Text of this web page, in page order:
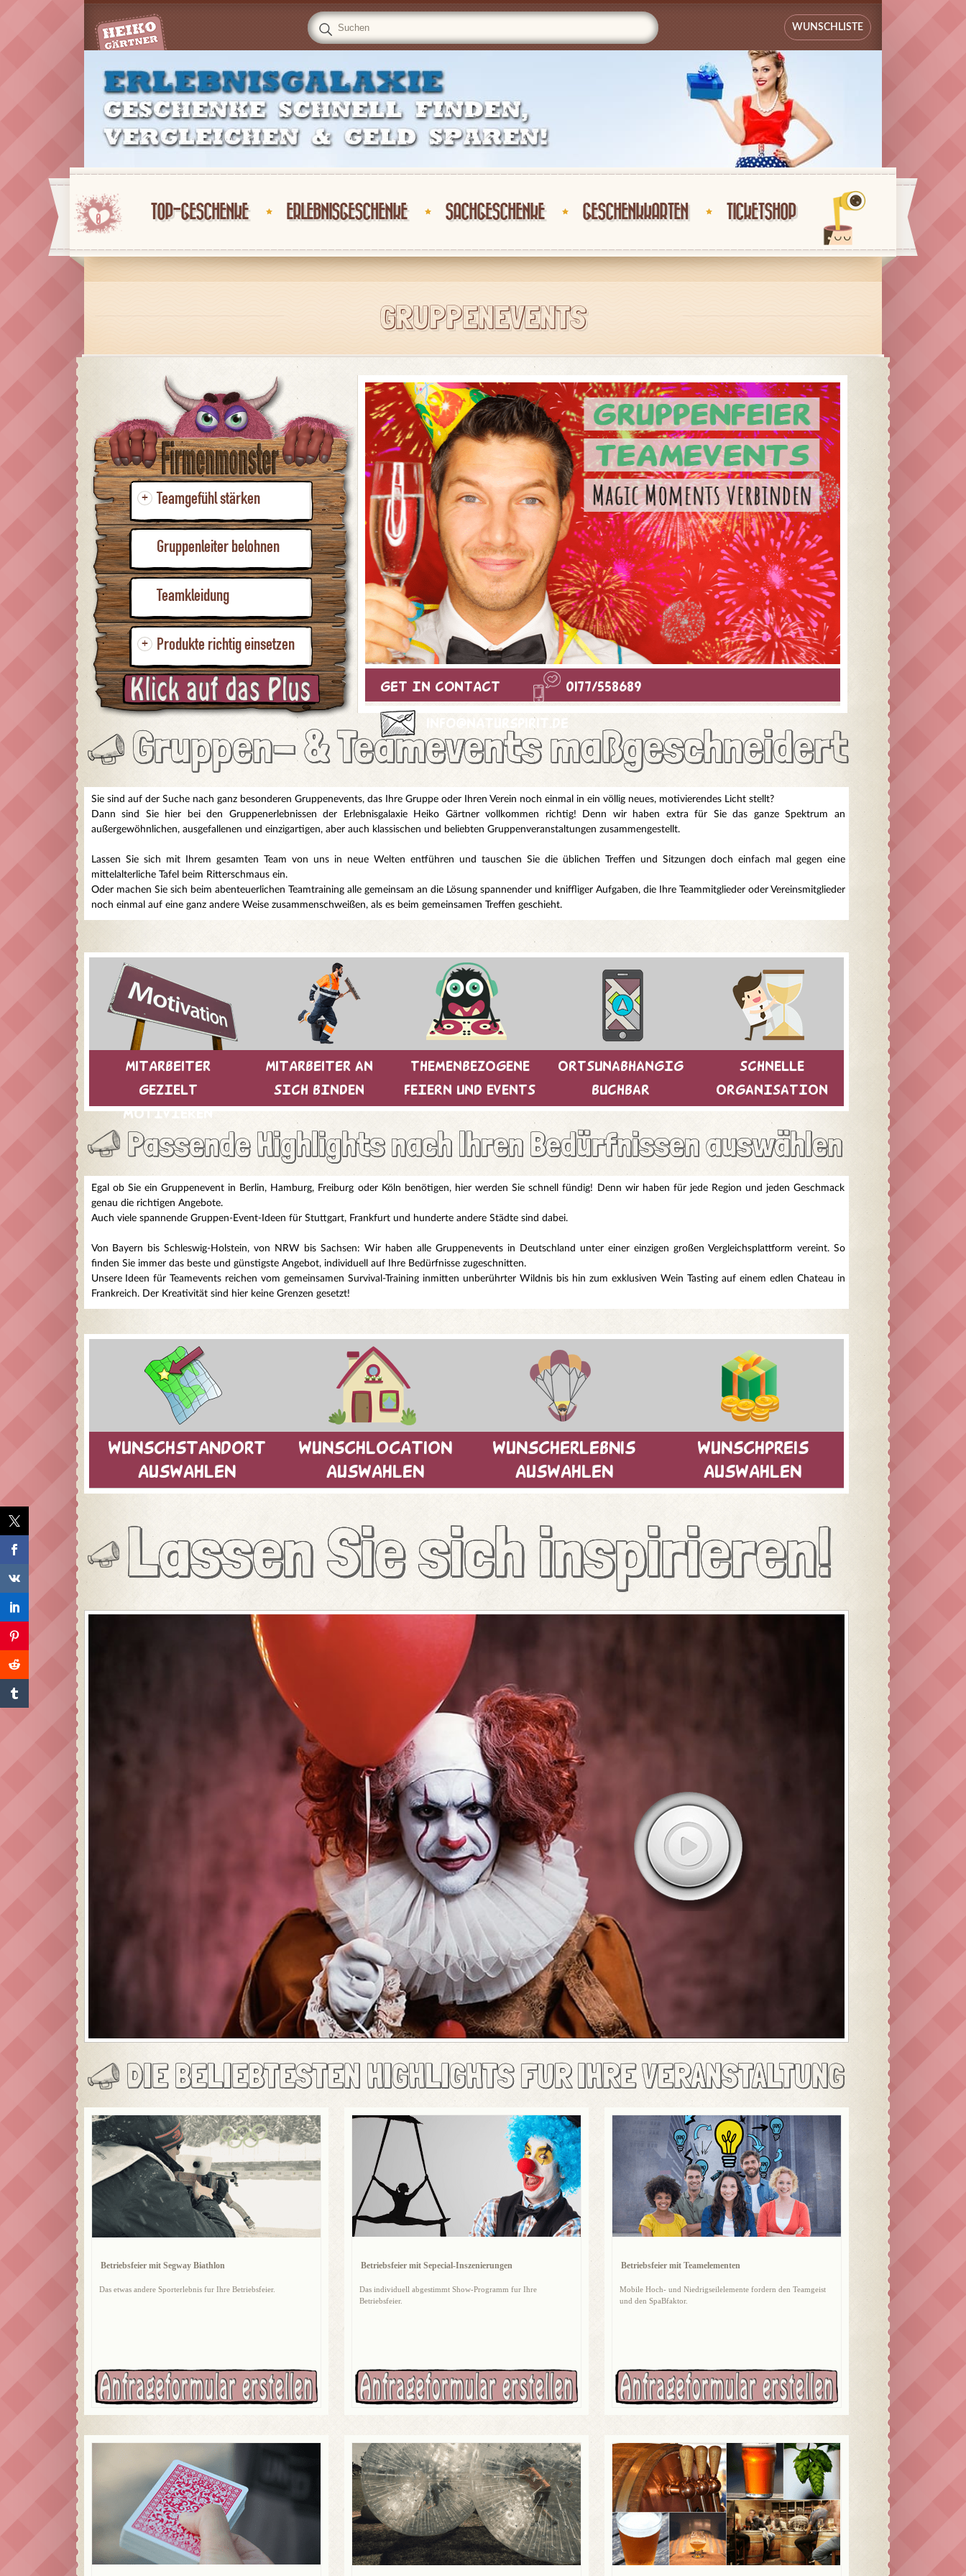
WUNSCHLISTE
0 TOP-GESCHENKE ERLEBNISGESCHENKE SACHGESCHENKE GESCHENKKARTEN TICKETSHOP
GRUPPENEVENTS
+ Teamgefühl stärken
Gruppenleiter belohnen
Teamkleidung
+ Produkte richtig einsetzen
Get In Contact 0177/558689
info@naturspirit.de
Gruppen- & Teamevents maßgeschneidert
Sie sind auf der Suche nach ganz besonderen Gruppenevents, das Ihre Gruppe oder Ihren Verein noch einmal in ein völlig neues, motivierendes Licht stellt?
Dann sind Sie hier bei den Gruppenerlebnissen der Erlebnisgalaxie Heiko Gärtner vollkommen richtig! Denn wir haben extra für Sie das ganze Spektrum an
außergewöhnlichen, ausgefallenen und einzigartigen, aber auch klassischen und beliebten Gruppenveranstaltungen zusammengestellt.
Lassen Sie sich mit Ihrem gesamten Team von uns in neue Welten entführen und tauschen Sie die üblichen Treffen und Sitzungen doch einfach mal gegen eine
mittelalterliche Tafel beim Ritterschmaus ein.
Oder machen Sie sich beim abenteuerlichen Teamtraining alle gemeinsam an die Lösung spannender und kniffliger Aufgaben, die Ihre Teammitglieder oder Vereinsmitglieder
noch einmal auf eine ganz andere Weise zusammenschweißen, als es beim gemeinsamen Treffen geschieht.
mitarbeiter
GEZIELT
MOTIVIEREN
mitarbeiter AN
SICH BINDEN
THEMENBEZOGENE
FEIERN UND EVENTS
ORTSUNABHANGIG
BUCHBAR
SCHNELLE
ORGANISATION
Passende Highlights nach lhren Bedürfnissen auswählen
Egal ob Sie ein Gruppenevent in Berlin, Hamburg, Freiburg oder Köln benötigen, hier werden Sie schnell fündig! Denn wir haben für jede Region und jeden Geschmack
genau die richtigen Angebote.
Auch viele spannende Gruppen-Event-Ideen für Stuttgart, Frankfurt und hunderte andere Städte sind dabei.
Von Bayern bis Schleswig-Holstein, von NRW bis Sachsen: Wir haben alle Gruppenevents in Deutschland unter einer einzigen großen Vergleichsplattform vereint. So
finden Sie immer das beste und günstigste Angebot, individuell auf Ihre Bedürfnisse zugeschnitten.
Unsere Ideen für Teamevents reichen vom gemeinsamen Survival-Training inmitten unberührter Wildnis bis hin zum exklusiven Wein Tasting auf einem edlen Chateau in
Frankreich. Der Kreativität sind hier keine Grenzen gesetzt!
wunschstandort
auswahlen
wunschlocation
auswahlen
wunscherlebnis
auswahlen
wunschpreis
auswahlen
Lassen Sie sich inspirieren!
DIE BELIEBTESTEN HIGHLIGHTS FUR IHRE VERANSTALTUNG
Betriebsfeier mit Segway Biathlon
Das etwas andere Sporterlebnis fur Ihre Betriebsfeier.
Betriebsfeier mit Sepecial-Inszenierungen
Das individuell abgestimmt Show-Programm fur Ihre
Betriebsfeier.
Betriebsfeier mit Teamelementen
Mobile Hoch- und Niedrigseilelemente fordern den Teamgeist
und den SpaBfaktor.